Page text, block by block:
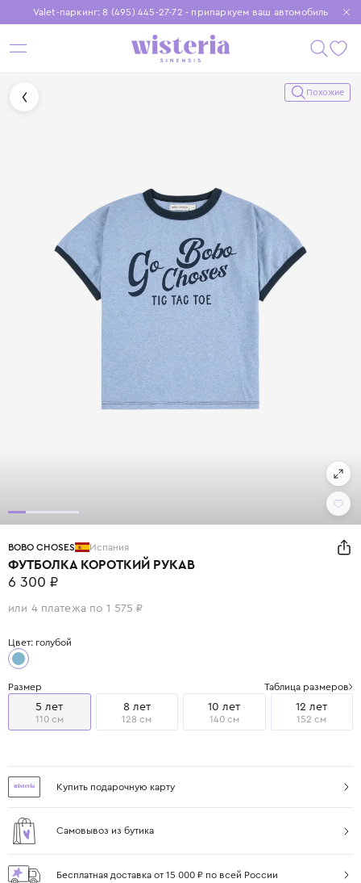
Valet-паркинг: 8 (495) 445-27-72 - припаркуем ваш автомобиль
Бесплатная доставка при заказе от 15 000 ₽
Установите приложение, чтобы покупки были еще удобнее
Похожие
BOBO CHOSES Испания
ФУТБОЛКА КОРОТКИЙ РУКАВ
6 300 ₽
или 4 платежа по 1 575 ₽
Цвет: голубой
Размер Таблица размеров
5 лет
110 см
8 лет
128 см
10 лет
140 см
12 лет
152 см
Купить подарочную карту
Самовывоз из бутика
Бесплатная доставка от 15 000 ₽ по всей России